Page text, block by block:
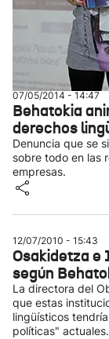
07/05/2014 - 14:47
Behatokia
derechos
Denuncia que se
sobre todo en las
empresas.
12/07/2010 - 15:43
Osakidetza e
según
La directora del
que estas
lingüísticos
políticas" actuales.